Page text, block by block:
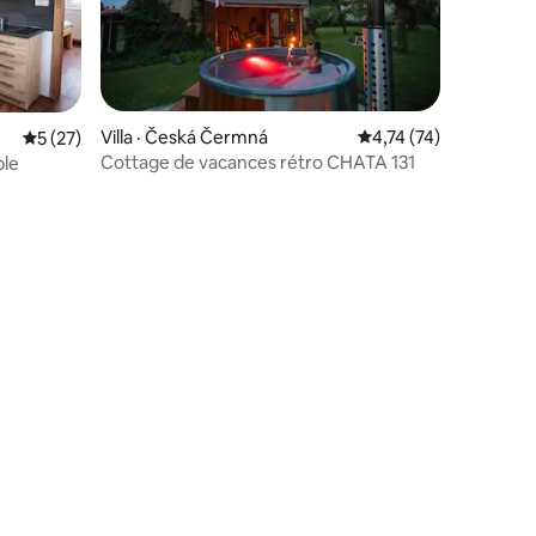
Note moyenne de 5 sur 5, 27 commentaires
5 (27)
Villa · Česká Čermná Note moyenne de
4,74 (74)
Cottage de vacances rétro CHATA 131